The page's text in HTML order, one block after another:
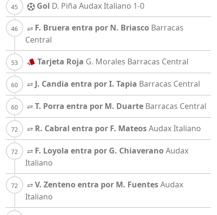
Gol D. Piña Audax Italiano 1-0
F. Bruera entra por N. Briasco Barracas
Central
Tarjeta Roja G. Morales Barracas Central
J. Candia entra por I. Tapia Barracas Central
T. Porra entra por M. Duarte Barracas Central
R. Cabral entra por F. MateosAudax Italiano
F. Loyola entra por G. Chiaverano Audax
Italiano
V. Zenteno entra por M. FuentesAudax
Italiano